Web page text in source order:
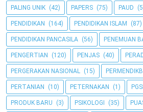
PALING UNIK (42) PAPERS (75) PAUD
PENDIDIKAN (164) PENDIDIKAN ISLAM (87)
PENDIDIKAN PANCASILA (56) PENEMUAN
PENGERTIAN (120) PENJAS (40)
PERGERAKAN NASIONAL (15)
PERTANIAN (10) PETERNAKAN (1)
PRODUK BARU (3) PSIKOLOGI (35)